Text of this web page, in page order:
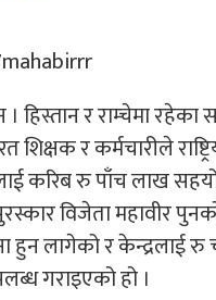
। हिस्तान र राम्चेमा रहेका
शिक्षक र कर्मचारीले
करिब रु पाँच लाख
विजेता महावीर
हुन लागेको र केन्द्रलाई
गराइएको हो ।